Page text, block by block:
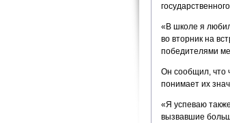
«В школе я
во вторник на
победителями
Он сообщил, что
понимает их
«Я успеваю
вызвавшие